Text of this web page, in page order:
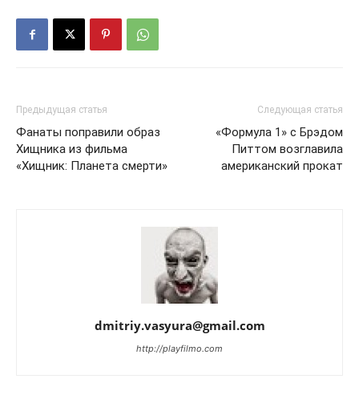
Предыдущая статья
Фанаты поправили образ
Хищника из фильма
«Хищник: Планета смерти»
Следующая статья
«Формула 1» с Брэдом
Питтом возглавила
американский прокат
dmitriy.vasyura@gmail.com
http://playfilmo.com